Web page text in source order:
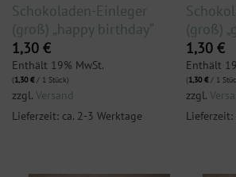
Schokoladen-Einleger
(groß) „happy birthday“
1,30 €
Enthält 19% MwSt.
(1,30€/ 1 Stück)
zzgl. Versand
Lieferzeit: ca. 2-3 Werktage
(groß)
1,30 €
Enthält
(1,30€/ 1
zzgl.
Lieferzeit: